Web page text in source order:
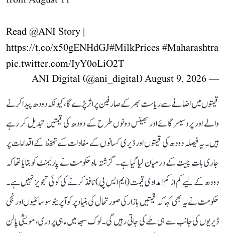
Read @ANI Story |
https://t.co/x50gENHdGJ#MilkPrices #Maharashtra
pic.twitter.com/IyY0oLiO2T
— ANI Digital (@ani_digital)
August 9, 2026
قیمتوں میں اضافے سے ریاست بھر کے صارفین پر اثر پڑے گا، کیونکہ دودھ پیدا کرنے
والے اور پروسیسر گائے اور بھینس دونوں طرح کے دودھ کی قیمتیں تبدیل کر رہے
ہیں۔ یہ فیصلہ دودھ کی قیمتوں اور ڈیری کسانوں کے مفادات کے تحفظ کے اقدامات پر
جاری بات چیت کے درمیان لیا گیا ہے۔ گزشتہ ماہ حکومت نے پارلیمنٹ کو بتایا تھا کہ
دودھ کے لیے کم از کم امدادی قیمت (ایم ایس پی) نافذ کرنے کی کوئی تجویز نہیں ہے۔
حکومت نے یہ بھی کہا کہ قیمتیں بازار کی صورتحال کی بنیاد پر کوآپریٹو سوسائٹیوں اور نجی
ڈیریوں کی جانب سے ہی طے کی جاتی رہیں گی۔ لوک سبھا میں ماہی پروری، مویشی پالن